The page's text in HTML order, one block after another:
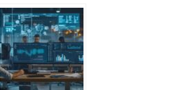
gérées et optimiser
votre fiscalité